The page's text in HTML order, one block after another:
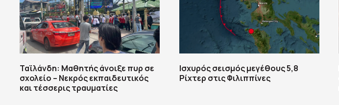
Ταϊλάνδη: Μαθητής άνοιξε πυρ σε
σχολείο – Νεκρός εκπαιδευτικός
και τέσσερις τραυματίες
Ισχυρός σεισμός μεγέθους 5,8
Ρίχτερ στις Φιλιππίνες